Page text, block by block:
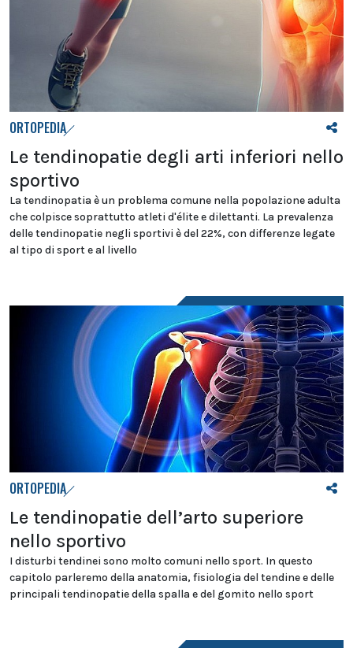
ORTOPEDIA
Le tendinopatie degli arti inferiori nello
sportivo
La tendinopatia è un problema comune nella popolazione adulta
che colpisce soprattutto atleti d'élite e dilettanti. La prevalenza
delle tendinopatie negli sportivi è del 22%, con differenze legate
al tipo di sport e al livello
ORTOPEDIA
Le tendinopatie dell’arto superiore
nello sportivo
I disturbi tendinei sono molto comuni nello sport. In questo
capitolo parleremo della anatomia, fisiologia del tendine e delle
principali tendinopatie della spalla e del gomito nello sport